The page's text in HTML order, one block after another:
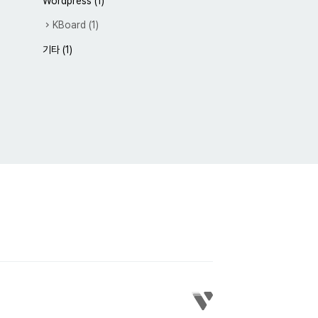
KBoard (1)
기타 (1)